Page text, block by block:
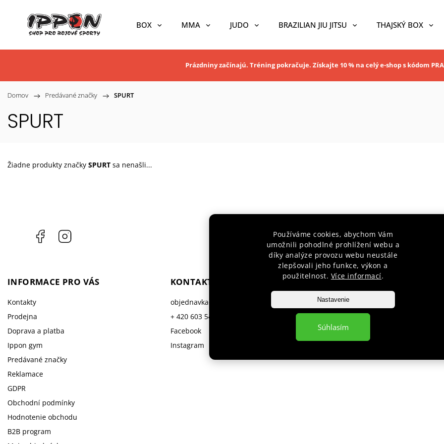
Používáme cookies, abychom Vám
umožnili pohodlné prohlížení webu a
díky analýze provozu webu neustále
zlepšovali jeho funkce, výkon a
použitelnost. Více informací.
Nastavenie
Súhlasím
BOX MMA JUDO BRAZILIAN JIU JITSU THAJSKÝ BOX
Prázdniny začínajú. Tréning pokračuje. Získajte 10 % na celý e-shop s kódom
Domov / Predávané značky / SPURT
SPURT
Žiadne produkty značky SPURT sa nenašli...
Facebook
INFORMACE PRO VÁS
Kontakty
Prodejna
Doprava a platba
Ippon gym
Predávané značky
Reklamace
GDPR
Obchodní podmínky
Hodnotenie obchodu
B2B program
KONTAKT
objednavka@
+ 420 603 543 377
Facebook
Instagram
VYHĽADÁVANIE